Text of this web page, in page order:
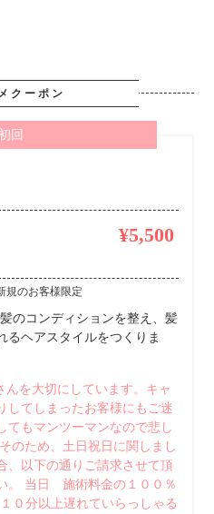
クーポン
回
¥5,500
規のお客様限定
のコンディションを整え、髪
るヘアスタイルをつくりま
んを大切にしています。キャ
してしまったお客様にもご迷
てもマンツーマンなので悲し
のため、土日祝日に関しまし
、以下の通りご請求させて頂
。 当日 施術料金の１００％
０分以上遅れていらっしゃる